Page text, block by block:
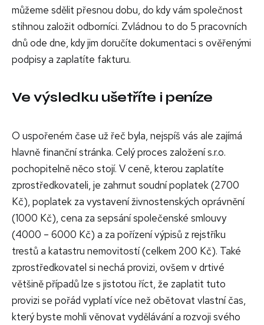
můžeme sdělit přesnou dobu, do kdy vám společnost
stihnou založit odborníci. Zvládnou to do 5 pracovních
dnů ode dne, kdy jim doručíte dokumentaci s ověřenými
podpisy a zaplatíte fakturu.
Ve výsledku ušetříte i peníze
O uspořeném čase už řeč byla, nejspíš vás ale zajímá
hlavně finanční stránka. Celý proces založení s.r.o.
pochopitelně něco stojí. V ceně, kterou zaplatíte
zprostředkovateli, je zahrnut soudní poplatek (2700
Kč), poplatek za vystavení živnostenských oprávnění
(1000 Kč), cena za sepsání společenské smlouvy
(4000 – 6000 Kč) a za pořízení výpisů z rejstříku
trestů a katastru nemovitostí (celkem 200 Kč). Také
zprostředkovatel si nechá provizi, ovšem v drtivé
většině případů lze s jistotou říct, že zaplatit tuto
provizi se pořád vyplatí více než obětovat vlastní čas,
který byste mohli věnovat vydělávání a rozvoji svého